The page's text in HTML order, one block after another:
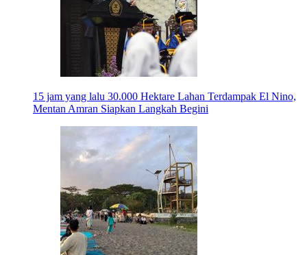
15 jam yang lalu 30.000 Hektare Lahan Terdampak El Nino,
Mentan Amran Siapkan Langkah Begini